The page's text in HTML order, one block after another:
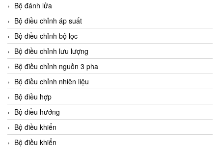
Bộ đánh lửa
Bộ điều chỉnh áp suất
Bộ điều chỉnh bộ lọc
Bộ điều chỉnh lưu lượng
Bộ điều chỉnh nguồn 3 pha
Bộ điều chỉnh nhiên liệu
Bộ điều hợp
Bộ điều hướng
Bộ điều khiển
Bộ điều khiển